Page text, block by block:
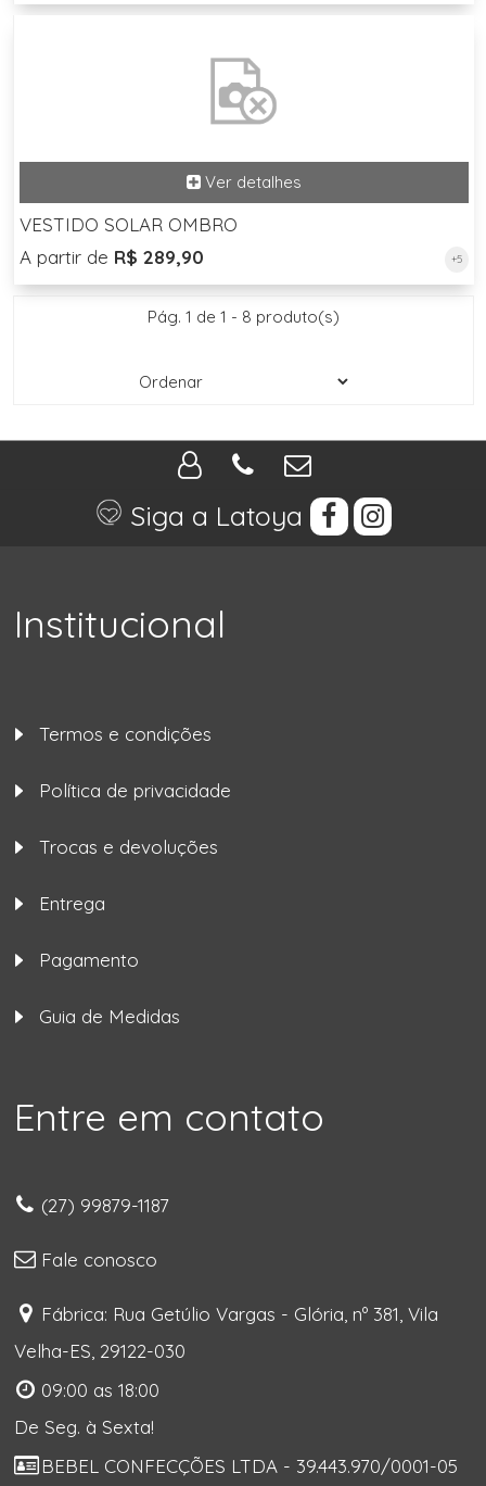
VESTIDO SOLAR OMBRO
A partir de R$ 289,90 +5
Pág. 1 de 1 - 8 produto(s)
Siga a Latoya
Institucional
Termos e condições
Política de privacidade
Trocas e devoluções
Entrega
Pagamento
Guia de Medidas
Entre em contato
(27) 99879-1187
Fale conosco
Fábrica: Rua Getúlio Vargas - Glória, nº 381, Vila
Velha-ES, 29122-030
09:00 as 18:00
De Seg. à Sexta!
BEBEL CONFECÇÕES LTDA - 39.443.970/0001-05